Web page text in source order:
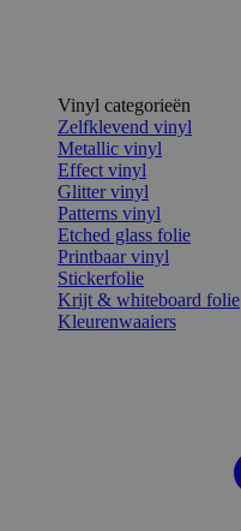
Vinyl categorieën
Zelfklevend vinyl
Metallic vinyl
Effect vinyl
Glitter vinyl
Patterns vinyl
Etched glass folie
Printbaar vinyl
Stickerfolie
Krijt & whiteboard folie
Kleurenwaaiers